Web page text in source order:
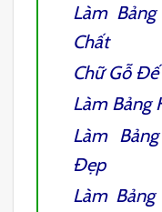
Làm
Chất
Chữ Gỗ
Làm Bảng
Làm
Đẹp
Làm